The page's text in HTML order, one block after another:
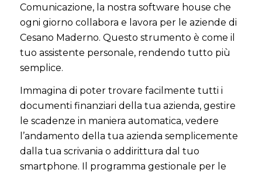
Comunicazione, la nostra software house che
ogni giorno collabora e lavora per le aziende di
Cesano Maderno. Questo strumento è come il
tuo assistente personale, rendendo tutto più
semplice.
Immagina di poter trovare facilmente tutti i
documenti finanziari della tua azienda, gestire
le scadenze in maniera automatica, vedere
l’andamento della tua azienda semplicemente
dalla tua scrivania o addirittura dal tuo
smartphone. Il programma gestionale per le